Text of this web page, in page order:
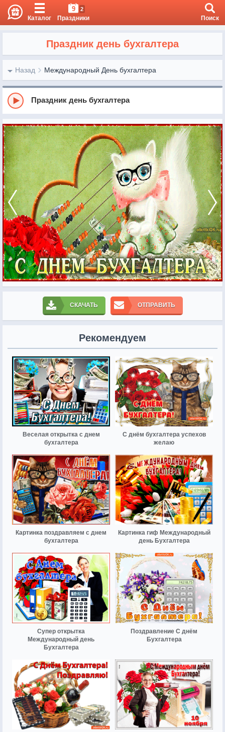
Каталог
9 2
Праздники Поиск
Праздник день бухгалтера
Назад Международный День бухгалтера
Праздник день бухгалтера
СКАЧАТЬ ОТПРАВИТЬ
Рекомендуем
Веселая открытка с днем
бухгалтера
С днём бухгалтера успехов
желаю
Картинка поздравляем с днем
бухгалтера
Картинка гиф Международный
день Бухгалтера
Супер открытка
Международный день
Бухгалтера
Поздравление С днём
Бухгалтера